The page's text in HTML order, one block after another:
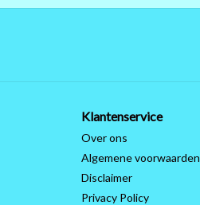
Klantenservice
Over ons
Algemene voorwaarden
Disclaimer
Privacy Policy